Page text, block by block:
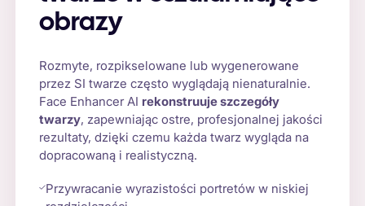
obrazy
Rozmyte, rozpikselowane lub wygenerowane
przez SI twarze często wyglądają nienaturalnie.
Face Enhancer AI rekonstruuje szczegóły
twarzy, zapewniając ostre, profesjonalnej jakości
rezultaty, dzięki czemu każda twarz wygląda na
dopracowaną i realistyczną.
Przywracanie wyrazistości portretów w niskiej